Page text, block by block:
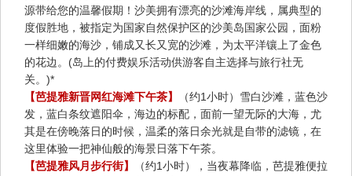
源带给您的温馨假期！沙美拥有漂亮的沙滩海岸线，属典型的
度假胜地，被指定为国家自然保护区的沙美岛国家公园，面粉
一样细嫩的海沙，铺成又长又宽的沙滩，为太平洋镶上了金色
的花边。(岛上的付费娱乐活动供游客自主选择与旅行社无
关。)*
【芭提雅新晋网红海滩下午茶】
（约1小时）雪白沙滩，蓝色沙
发，蓝白条纹遮阳伞，海边的标配，面前一望无际的大海，尤
其是在傍晚落日的时候，温柔的落日余光就是自带的滤镜，在
这里体验一把神仙般的海景日落下午茶。
【芭提雅风月步行街】
（约1小时），当夜幕降临，芭提雅便拉